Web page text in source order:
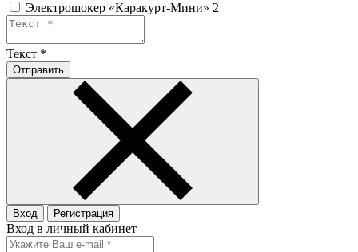
Электрошокер «Каракурт-Мини» 2
Текст *
Отправить
Вход Регистрация
Вход в личный кабинет